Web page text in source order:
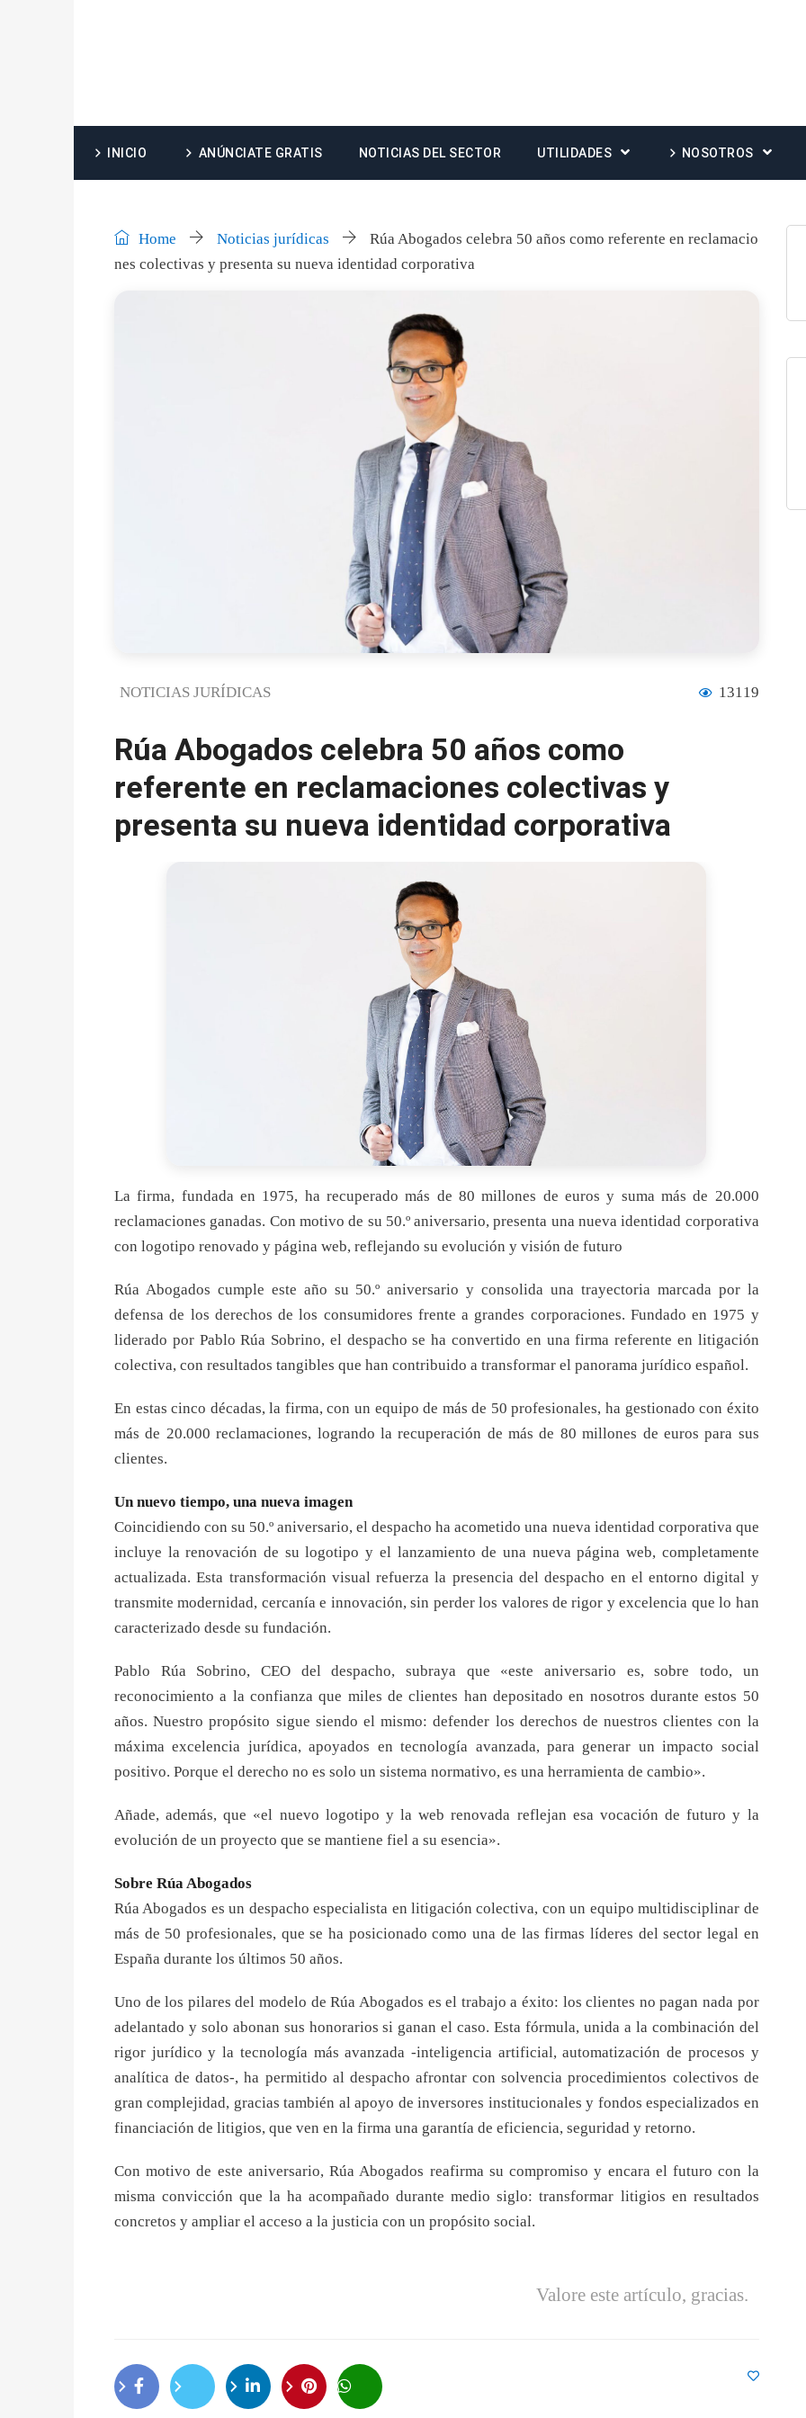
INICIO ANÚNCIATE GRATIS NOTICIAS DEL SECTOR UTILIDADES NOSOTROS
Home Noticias jurídicas
Rúa Abogados celebra 50 años como referente en reclamacio
nes colectivas y presenta su nueva identidad corporativa
NOTICIAS JURÍDICAS 13119
Rúa Abogados celebra 50 años como
referente en reclamaciones colectivas y
presenta su nueva identidad corporativa
La firma, fundada en 1975, ha recuperado más de 80 millones de euros y suma más de 20.000
reclamaciones ganadas. Con motivo de su 50.º aniversario, presenta una nueva identidad corporativa
con logotipo renovado y página web, reflejando su evolución y visión de futuro
Rúa Abogados cumple este año su 50.º aniversario y consolida una trayectoria marcada por la
defensa de los derechos de los consumidores frente a grandes corporaciones. Fundado en 1975 y
liderado por Pablo Rúa Sobrino, el despacho se ha convertido en una firma referente en litigación
colectiva, con resultados tangibles que han contribuido a transformar el panorama jurídico español.
En estas cinco décadas, la firma, con un equipo de más de 50 profesionales, ha gestionado con éxito
más de 20.000 reclamaciones, logrando la recuperación de más de 80 millones de euros para sus
clientes.
Un nuevo tiempo, una nueva imagen
Coincidiendo con su 50.º aniversario, el despacho ha acometido una nueva identidad corporativa que
incluye la renovación de su logotipo y el lanzamiento de una nueva página web, completamente
actualizada. Esta transformación visual refuerza la presencia del despacho en el entorno digital y
transmite modernidad, cercanía e innovación, sin perder los valores de rigor y excelencia que lo han
caracterizado desde su fundación.
Pablo Rúa Sobrino, CEO del despacho, subraya que «este aniversario es, sobre todo, un
reconocimiento a la confianza que miles de clientes han depositado en nosotros durante estos 50
años. Nuestro propósito sigue siendo el mismo: defender los derechos de nuestros clientes con la
máxima excelencia jurídica, apoyados en tecnología avanzada, para generar un impacto social
positivo. Porque el derecho no es solo un sistema normativo, es una herramienta de cambio».
Añade, además, que «el nuevo logotipo y la web renovada reflejan esa vocación de futuro y la
evolución de un proyecto que se mantiene fiel a su esencia».
Sobre Rúa Abogados
Rúa Abogados es un despacho especialista en litigación colectiva, con un equipo multidisciplinar de
más de 50 profesionales, que se ha posicionado como una de las firmas líderes del sector legal en
España durante los últimos 50 años.
Uno de los pilares del modelo de Rúa Abogados es el trabajo a éxito: los clientes no pagan nada por
adelantado y solo abonan sus honorarios si ganan el caso. Esta fórmula, unida a la combinación del
rigor jurídico y la tecnología más avanzada -inteligencia artificial, automatización de procesos y
analítica de datos-, ha permitido al despacho afrontar con solvencia procedimientos colectivos de
gran complejidad, gracias también al apoyo de inversores institucionales y fondos especializados en
financiación de litigios, que ven en la firma una garantía de eficiencia, seguridad y retorno.
Con motivo de este aniversario, Rúa Abogados reafirma su compromiso y encara el futuro con la
misma convicción que la ha acompañado durante medio siglo: transformar litigios en resultados
concretos y ampliar el acceso a la justicia con un propósito social.
Valore este artículo, gracias.